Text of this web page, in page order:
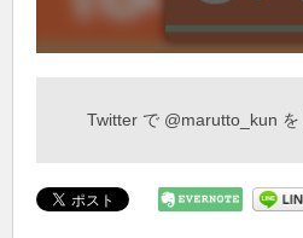
Twitter で @marutto_kun を